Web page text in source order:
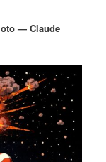
— Claude